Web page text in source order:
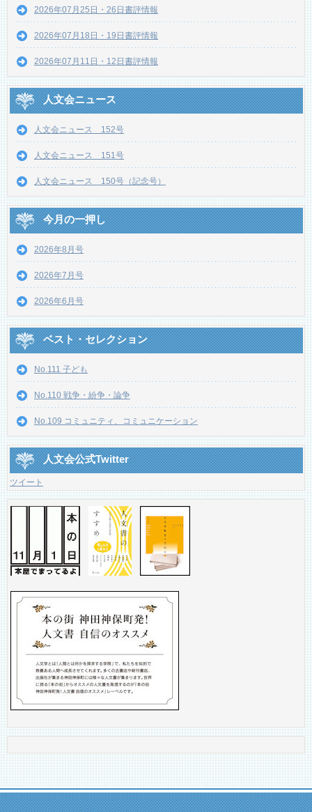
2026年07月25日・26日書評情報
2026年07月18日・19日書評情報
2026年07月11日・12日書評情報
人文会ニュース
人文会ニュース 152号
人文会ニュース 151号
人文会ニュース 150号（記念号）
今月の一押し
2026年8月号
2026年7月号
2026年6月号
ベスト・セレクション
No.111 子ども
No.110 戦争・紛争・論争
No.109 コミュニティ、コミュニケーション
人文会公式Twitter
ツイート